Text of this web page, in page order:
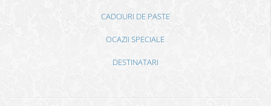
CADOURI DE PASTE
OCAZII SPECIALE
DESTINATARI